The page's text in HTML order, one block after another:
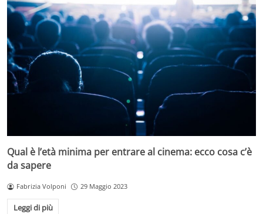
Qual è l’età minima per entrare al cinema: ecco cosa c’è
da sapere
Fabrizia Volponi 29 Maggio 2023
Leggi di più